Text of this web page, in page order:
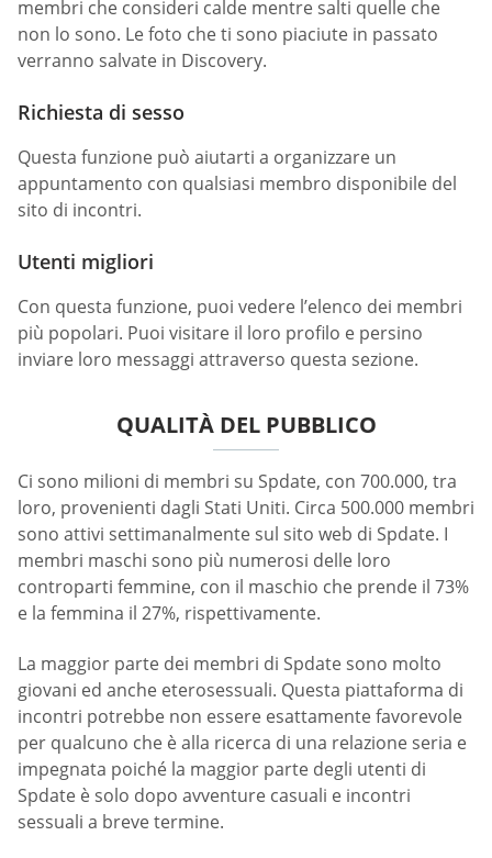
membri che consideri calde mentre salti quelle che
non lo sono. Le foto che ti sono piaciute in passato
verranno salvate in Discovery.
Richiesta di sesso
Questa funzione può aiutarti a organizzare un
appuntamento con qualsiasi membro disponibile del
sito di incontri.
Utenti migliori
Con questa funzione, puoi vedere l’elenco dei membri
più popolari. Puoi visitare il loro profilo e persino
inviare loro messaggi attraverso questa sezione.
QUALITÀ DEL PUBBLICO
Ci sono milioni di membri su Spdate, con 700.000, tra
loro, provenienti dagli Stati Uniti. Circa 500.000 membri
sono attivi settimanalmente sul sito web di Spdate. I
membri maschi sono più numerosi delle loro
controparti femmine, con il maschio che prende il 73%
e la femmina il 27%, rispettivamente.
La maggior parte dei membri di Spdate sono molto
giovani ed anche eterosessuali. Questa piattaforma di
incontri potrebbe non essere esattamente favorevole
per qualcuno che è alla ricerca di una relazione seria e
impegnata poiché la maggior parte degli utenti di
Spdate è solo dopo avventure casuali e incontri
sessuali a breve termine.